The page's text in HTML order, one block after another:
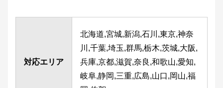
対応エリア
北海道,宮城,新潟,石川,東京,神奈
川,千葉,埼玉,群馬,栃木,茨城,大阪,
兵庫,京都,滋賀,奈良,和歌山,愛知,
岐阜,静岡,三重,広島,山口,岡山,福